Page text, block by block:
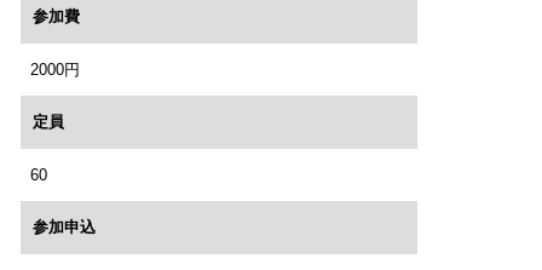
参加費
2000円
定員
60
参加申込